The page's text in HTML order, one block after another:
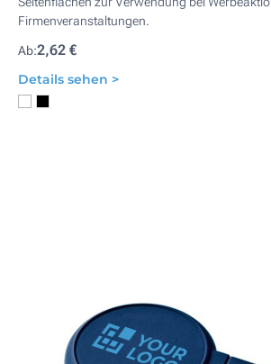
Firmenveranstaltungen.
Ab:2,62 €
Details sehen >